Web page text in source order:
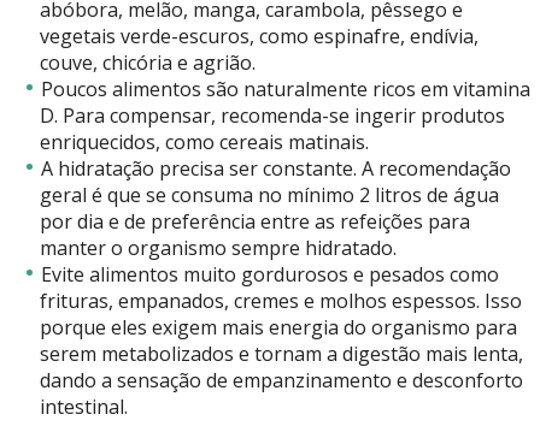
abóbora, melão, manga, carambola, pêssego e
vegetais verde-escuros, como espinafre, endívia,
couve, chicória e agrião.
Poucos alimentos são naturalmente ricos em vitamina
D. Para compensar, recomenda-se ingerir produtos
enriquecidos, como cereais matinais.
A hidratação precisa ser constante. A recomendação
geral é que se consuma no mínimo 2 litros de água
por dia e de preferência entre as refeições para
manter o organismo sempre hidratado.
Evite alimentos muito gordurosos e pesados como
frituras, empanados, cremes e molhos espessos. Isso
porque eles exigem mais energia do organismo para
serem metabolizados e tornam a digestão mais lenta,
dando a sensação de empanzinamento e desconforto
intestinal.